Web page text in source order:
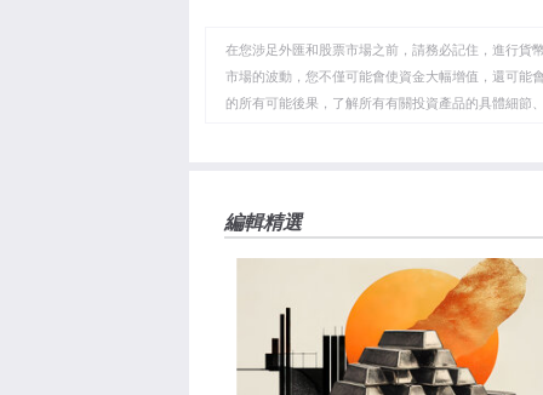
WhatsAppTelegram
剪
貼
板
在您涉足外匯和股票市場之前，請務必記住，進行貨
市場的波動，您不僅可能會使資金大幅增值，還可能
的所有可能後果，了解所有有關投資產品的具體細節
編輯精選